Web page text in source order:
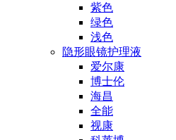
紫色
绿色
浅色
隐形眼镜护理液
爱尔康
博士伦
海昌
全能
视康